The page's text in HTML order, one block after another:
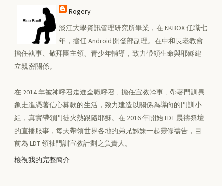
Rogery
淡江大學資訊管理研究所畢業，在 KKBOX 任職七
年，擔任 Android 開發部副理。在中和長老教會
擔任執事、敬拜團主領、青少年輔導，致力帶領生命與耶穌建
立親密關係。
在 2014 年被神呼召走進全職呼召，擔任宣教幹事，帶著門訓異
象走進憑著信心募款的生活，致力建造以關係為導向的門訓小
組，真實帶領門徒火熱跟隨耶穌。在 2016 年開始 LDT 晨禱祭壇
的直播服事，每天帶領世界各地的弟兄姊妹一起靈修禱告，目
前為 LDT 領袖門訓宣教計劃之負責人。
檢視我的完整簡介